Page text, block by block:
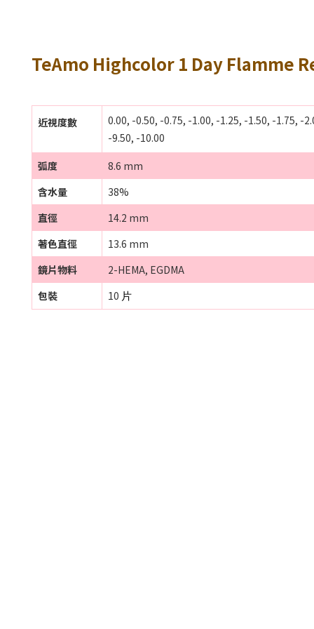
TeAmo Highcolor 1 Day Flamme
近視度數
0.00, -0.50, -0.75, -1.00, -1.25, -1.50, -1.75, -
-9.50, -10.00
弧度
8.6 mm
含水量
38%
直徑
14.2 mm
著色直徑
13.6 mm
鏡片物料
2-HEMA, EGDMA
包裝
10 片